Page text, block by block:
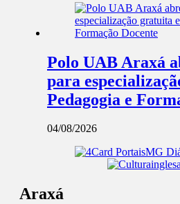
Polo UAB Araxá
para
Pedagogia e
04/08/2026
Araxá